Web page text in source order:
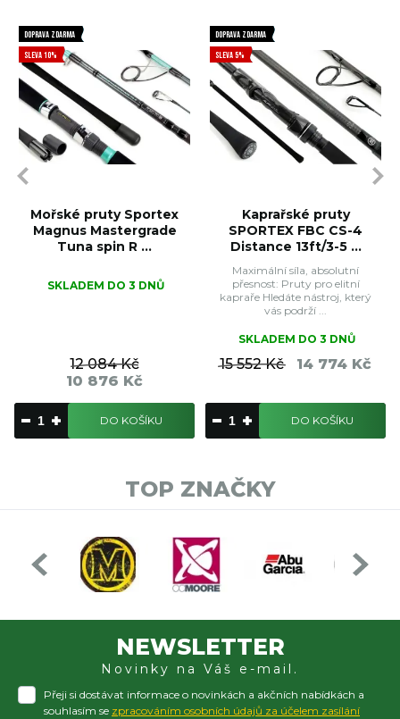
DOPRAVA ZDARMA
SLEVA 10%
Mořské pruty Sportex
Magnus Mastergrade
Tuna spin R ...
SKLADEM DO 3 DNŮ
12 084 Kč
10 876 Kč
DO KOŠÍKU
DOPRAVA ZDARMA
SLEVA 5%
Kaprařské pruty
SPORTEX FBC CS-4
Distance 13ft/3-5 ...
Maximální síla, absolutní
přesnost: Pruty pro elitní
kapraře Hledáte nástroj, který
vás podrží ...
SKLADEM DO 3 DNŮ
15 552 Kč 14 774 Kč
DO KOŠÍKU
TOP ZNAČKY
NEWSLETTER
Novinky na Váš e-mail.
Přeji si dostávat informace o novinkách a akčních nabídkách a
souhlasím se zpracováním osobních údajů za účelem zasílání